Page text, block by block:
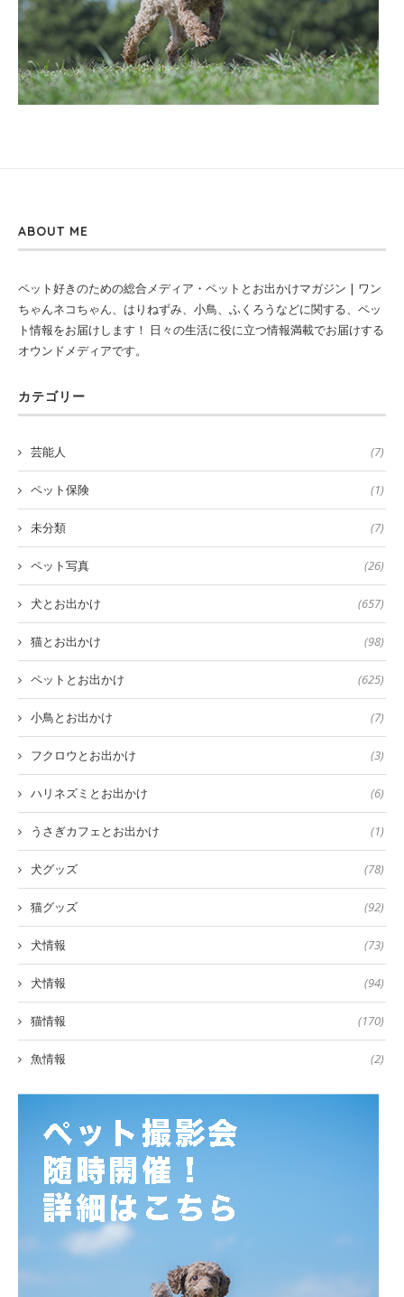
ABOUT ME
ペット好きのための総合メディア・ペットとお出かけマガジン | ワン
ちゃんネコちゃん、はりねずみ、小鳥、ふくろうなどに関する、ペッ
ト情報をお届けします！ 日々の生活に役に立つ情報満載でお届けする
オウンドメディアです。
カテゴリー
芸能人 (7)
ペット保険 (1)
未分類 (7)
ペット写真 (26)
犬とお出かけ (657)
猫とお出かけ (98)
ペットとお出かけ (625)
小鳥とお出かけ (7)
フクロウとお出かけ (3)
ハリネズミとお出かけ (6)
うさぎカフェとお出かけ (1)
犬グッズ (78)
猫グッズ (92)
犬情報 (73)
犬情報 (94)
猫情報 (170)
魚情報 (2)